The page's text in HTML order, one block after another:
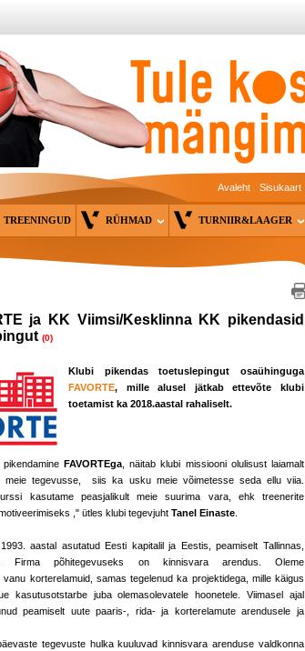
Avaleht Sisukaart
TREENINGUD RÜHMAD TURNIIR&LAAGER
ja KK Viimsi/Kesklinna KK pikendasid
(0)
Klubi pikendas toetuslepingut osaühinguga
FAVORTE, mille alusel jätkab ettevõte klubi
toetamist ka 2018.aastal rahaliselt.
FAVORTEga, näitab klubi missiooni olulisust laiamalt
meie tegevusse, siis ka usku meie võimetesse seda ellu viia.
kasutame peasjalikult meie suurima vara, ehk treenerite
," ütles klubi tegevjuht Tanel Einaste
aastal asutatud Eesti kapitalil ja Eestis, peamiselt Tallinnas,
Firma põhitegevuseks on kinnisvara arendus. Oleme
vanu korterelamuid, samas tegelenud ka projektidega, mille käigus
kasutusotstarbe juba olemasolevatele hoonetele. Viimasel ajal
peamiselt uute paaris-, rida- ja korterelamute arendusele ja
tegevuste hulka kuuluvad kinnisvara arenduse valdkonna